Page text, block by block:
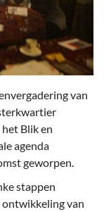
van
Blik en
agenda
geworpen.
stappen
van